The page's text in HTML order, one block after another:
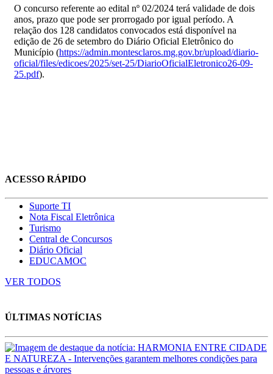
O concurso referente ao edital nº 02/2024 terá validade de dois
anos, prazo que pode ser prorrogado por igual período. A
relação dos 128 candidatos convocados está disponível na
edição de 26 de setembro do Diário Oficial Eletrônico do
Município (https://admin.montesclaros.mg.gov.br/upload/diario-
oficial/files/edicoes/2025/set-25/DiarioOficialEletronico26-09-
25.pdf).
ACESSO RÁPIDO
Suporte TI
Nota Fiscal Eletrônica
Turismo
Central de Concursos
Diário Oficial
EDUCAMOC
VER TODOS
ÚLTIMAS NOTÍCIAS